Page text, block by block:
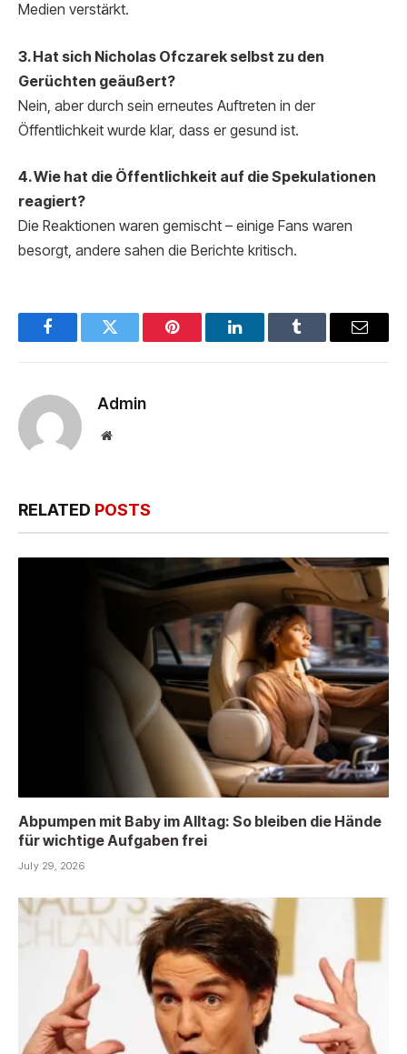
Medien verstärkt.
3. Hat sich Nicholas Ofczarek selbst zu den
Gerüchten geäußert?
Nein, aber durch sein erneutes Auftreten in der
Öffentlichkeit wurde klar, dass er gesund ist.
4. Wie hat die Öffentlichkeit auf die Spekulationen
reagiert?
Die Reaktionen waren gemischt – einige Fans waren
besorgt, andere sahen die Berichte kritisch.
FacebookTwitter Pinterest LinkedInTumblr Email
Admin
Website
RELATED POSTS
Abpumpen mit Baby im Alltag: So bleiben die Hände
für wichtige Aufgaben frei
July 29, 2026